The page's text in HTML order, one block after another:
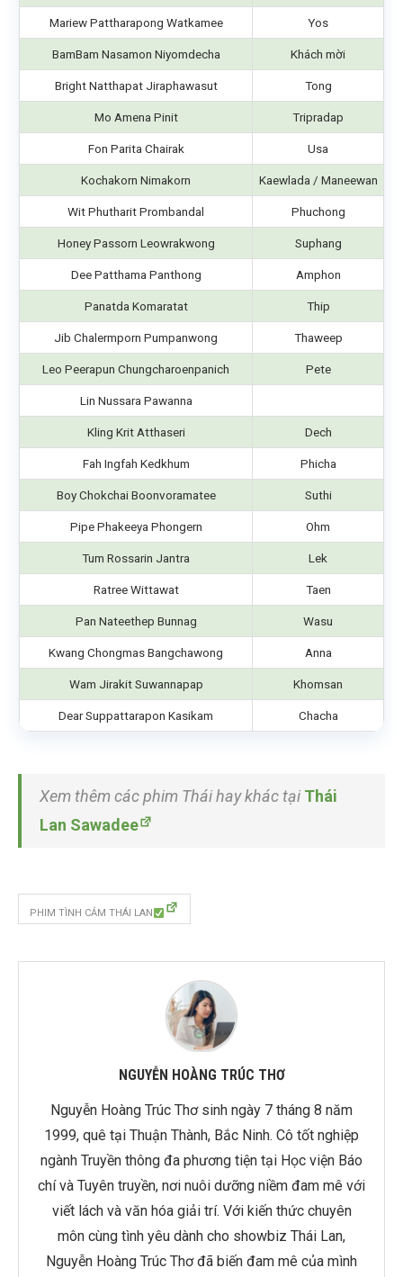
Mariew Pattharapong Watkamee Yos
BamBam Nasamon Niyomdecha Khách mời
Bright Natthapat Jiraphawasut Tong
Mo Amena Pinit Tripradap
Fon Parita Chairak Usa
Kochakorn Nimakorn Kaewlada / Maneewan
Wit Phutharit Prombandal Phuchong
Honey Passorn Leowrakwong Suphang
Dee Patthama Panthong Amphon
Panatda Komaratat Thip
Jib Chalermporn Pumpanwong Thaweep
Leo Peerapun Chungcharoenpanich Pete
Lin Nussara Pawanna
Kling Krit Atthaseri Dech
Fah Ingfah Kedkhum Phicha
Boy Chokchai Boonvoramatee Suthi
Pipe Phakeeya Phongern Ohm
Tum Rossarin Jantra Lek
Ratree Wittawat Taen
Pan Nateethep Bunnag Wasu
Kwang Chongmas Bangchawong Anna
Wam Jirakit Suwannapap Khomsan
Dear Suppattarapon Kasikam Chacha
Xem thêm các phim Thái hay khác tại Thái
Lan Sawadee
PHIM TÌNH CẢM THÁI LAN
NGUYỄN HOÀNG TRÚC THƠ
Nguyễn Hoàng Trúc Thơ sinh ngày 7 tháng 8 năm
1999, quê tại Thuận Thành, Bắc Ninh. Cô tốt nghiệp
ngành Truyền thông đa phương tiện tại Học viện Báo
chí và Tuyên truyền, nơi nuôi dưỡng niềm đam mê với
viết lách và văn hóa giải trí. Với kiến thức chuyên
môn cùng tình yêu dành cho showbiz Thái Lan,
Nguyễn Hoàng Trúc Thơ đã biến đam mê của mình